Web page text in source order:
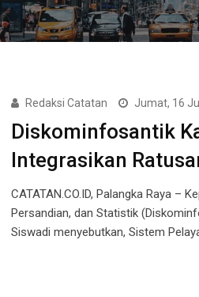
Redaksi Catatan Jumat, 16
Diskominfosantik
Integrasikan
CATATAN.CO.ID, Palangka Raya –
Persandian, dan Statistik
Siswadi menyebutkan, Sistem